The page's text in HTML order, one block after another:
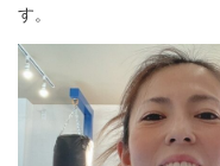
す。